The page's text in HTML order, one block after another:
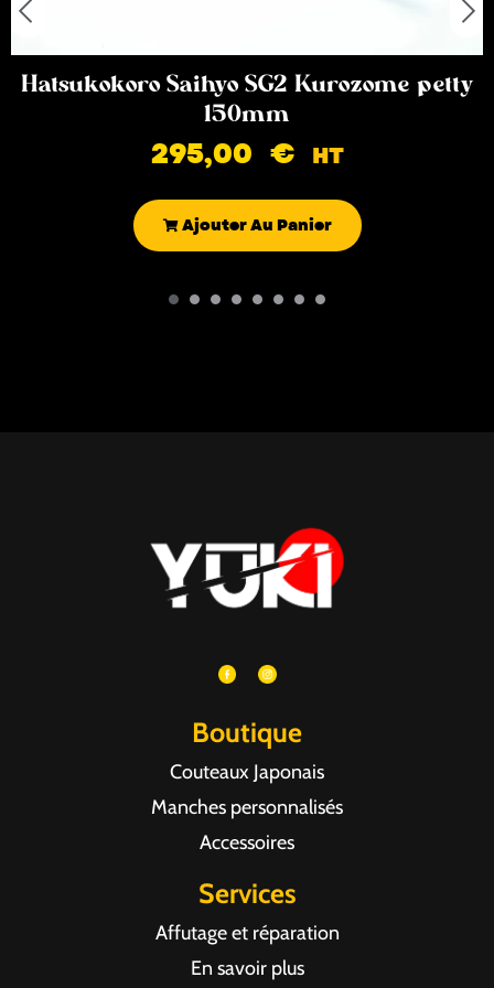
Hatsukokoro Saihyo SG2 Kurozome petty
150mm
295,00 € HT
Ajouter Au Panier
Boutique
Couteaux Japonais
Manches personnalisés
Accessoires
Services
Affutage et réparation
En savoir plus